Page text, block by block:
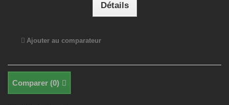
Détails
Ajouter au comparateur
Comparer (0)